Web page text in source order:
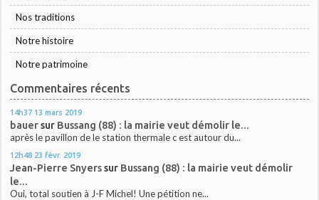
Nos traditions
Notre histoire
Notre patrimoine
Commentaires récents
14h37 13 mars 2019
bauersur Bussang (88) : la mairie veut démolir le...
après le pavillon de le station thermale c est autour du...
12h48 23 févr. 2019
Jean-Pierre Snyerssur Bussang (88) : la mairie veut démolir
le...
Oui, total soutien à J-F Michel! Une pétition ne...